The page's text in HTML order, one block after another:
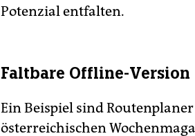
Potenzial entfalten.
Faltbare Offline-Version
Ein Beispiel sind
österreichischen